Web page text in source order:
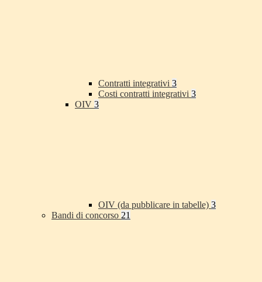
Contratti integrativi 3
Costi contratti integrativi 3
OIV 3
OIV (da pubblicare in tabelle) 3
Bandi di concorso 21